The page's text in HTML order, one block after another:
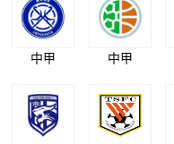
中甲 中甲